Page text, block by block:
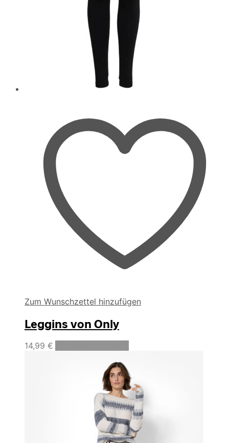
Zum Wunschzettel hinzufügen
Leggins von Only
14,99 €
mehrere
Varianten
auf.
Die
Optionen
können
auf